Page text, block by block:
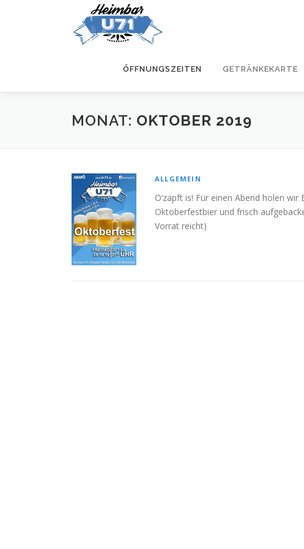
ÖFFNUNGSZEITEN GETRÄNKEKARTE
MONAT: OKTOBER 2019
ALLGEMEIN
O’zapft is! Für einen Abend holen
Oktoberfestbier und frisch
Vorrat reicht)